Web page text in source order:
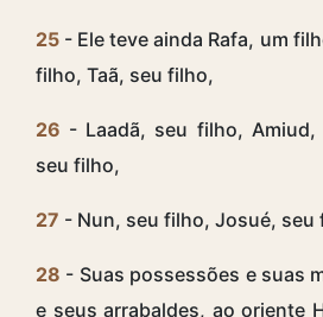
25 - Ele teve ainda Rafa, um
filho, Taã, seu filho,
26 - Laadã, seu filho, Amiud,
seu filho,
27 - Nun, seu filho, Josué, seu
28 - Suas possessões e suas
e seus arrabaldes, ao oriente